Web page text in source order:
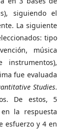
siguiendo el
La siguiente
tipo
música
fue evaluada
Studies.
De estos, 5
la respuesta
esfuerzo y 4 en